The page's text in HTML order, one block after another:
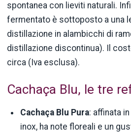
spontanea con lieviti naturali.
fermentato è sottoposto a una
distillazione in alambicchi di
distillazione discontinua). Il
circa (Iva esclusa).
Cachaça Blu, le tre
Cachaça Blu Pura: affinata
inox, ha note floreali e un